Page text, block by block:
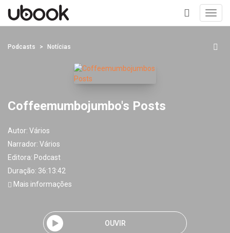
+
Podcasts Notícias
Coffeemumbojumbo's Posts
Autor: Vários
Narrador: Vários
Editora: Podcast
Duração: 36:13:42
Mais informações
OUVIR